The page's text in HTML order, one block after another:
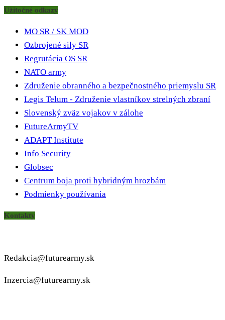
Užitočné odkazy
MO SR / SK MOD
Ozbrojené sily SR
Regrutácia OS SR
NATO army
Združenie obranného a bezpečnostného priemyslu SR
Legis Telum - Združenie vlastníkov strelných zbraní
Slovenský zväz vojakov v zálohe
FutureArmyTV
ADAPT Institute
Info Security
Globsec
Centrum boja proti hybridným hrozbám
Podmienky používania
Kontakty
Redakcia@futurearmy.sk
Inzercia@futurearmy.sk